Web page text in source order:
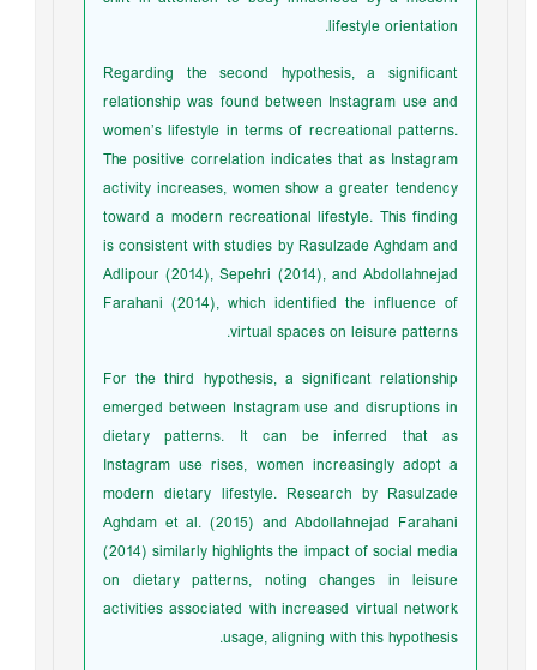
lifestyle orientation.
Regarding the second hypothesis, a significant
relationship was found between Instagram use and
women’s lifestyle in terms of recreational patterns.
The positive correlation indicates that as Instagram
activity increases, women show a greater tendency
toward a modern recreational lifestyle. This finding
is consistent with studies by Rasulzade Aghdam and
Adlipour (2014), Sepehri (2014), and Abdollahnejad
Farahani (2014), which identified the influence of
virtual spaces on leisure patterns.
For the third hypothesis, a significant relationship
emerged between Instagram use and disruptions in
dietary patterns. It can be inferred that as
Instagram use rises, women increasingly adopt a
modern dietary lifestyle. Research by Rasulzade
Aghdam et al. (2015) and Abdollahnejad Farahani
(2014) similarly highlights the impact of social media
on dietary patterns, noting changes in leisure
activities associated with increased virtual network
usage, aligning with this hypothesis.